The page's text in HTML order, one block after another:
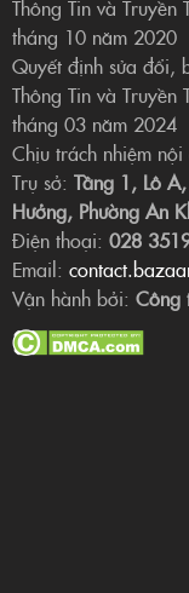
Thông Tin và
tháng 10 năm 2020
Quyết định sửa đổi,
Thông Tin và
tháng 03 năm 2024
Chịu trách nhiệm nội
Trụ sở: Tầng 1, Lô
Hưởng, Phường An
Điện thoại: 028
Email:
Vận hành bởi: Công